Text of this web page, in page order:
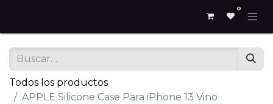
0
Todos los productos
APPLE Silicone Case Para iPhone 13 Vino